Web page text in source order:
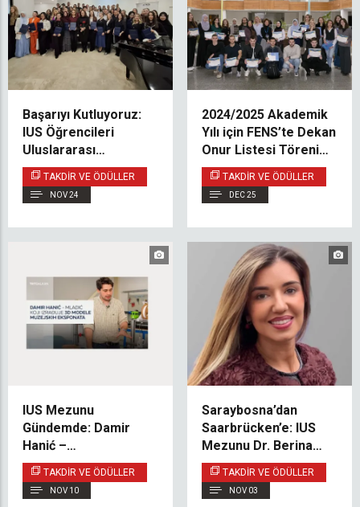
Başarıyı Kutluyoruz:
IUS Öğrencileri
Uluslararası
Öğrenciler Günü’nde
Federasyonun En
İyileri Arasında
TAKDIR VE ÖDÜLLER
NOV 24
2024/2025 Akademik
Yılı için FENS’te Dekan
Onur Listesi Töreni
Düzenlendi
TAKDIR VE ÖDÜLLER
DEC 25
IUS Mezunu
Gündemde: Damir
Hanić –
Mühendislikten
Girişimciliğe Uzanan
Bir Yolculuk
TAKDIR VE ÖDÜLLER
NOV 10
Saraybosna’dan
Saarbrücken’e: IUS
Mezunu Dr. Berina
Muhović, Göz
Hastalıkları
Tedavisinde Yeni Bir
TAKDIR VE ÖDÜLLER
NOV 03